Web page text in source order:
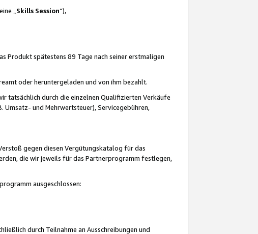
„ Skills Session“),
Produkt spätestens 89 Tage nach seiner erstmaligen
oder heruntergeladen und von ihm bezahlt.
tatsächlich durch die einzelnen Qualifizierten Verkäufe
Umsatz- und Mehrwertsteuer), Servicegebühren,
gegen diesen Vergütungskatalog für das
die wir jeweils für das Partnerprogramm festlegen,
ausgeschlossen:
durch Teilnahme an Ausschreibungen und